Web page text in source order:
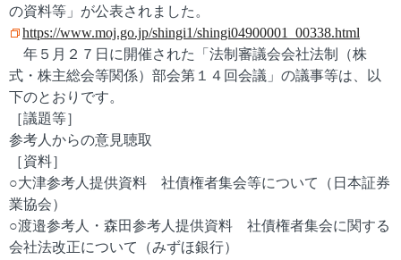
の資料等」が公表されました。
https://www.moj.go.jp/shingi1/shingi04900001_00338.html
年５月２７日に開催された「法制審議会会社法制（株
式・株主総会等関係）部会第１４回会議」の議事等は、以
下のとおりです。
［議題等］
参考人からの意見聴取
［資料］
○大津参考人提供資料 社債権者集会等について（日本証券
業協会）
○渡邉参考人・森田参考人提供資料 社債権者集会に関する
会社法改正について（みずほ銀行）